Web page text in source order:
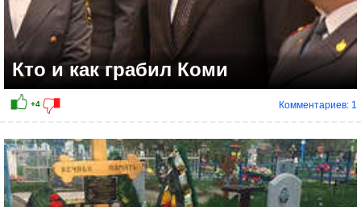
Кто и как грабил Коми
Комментариев: 1